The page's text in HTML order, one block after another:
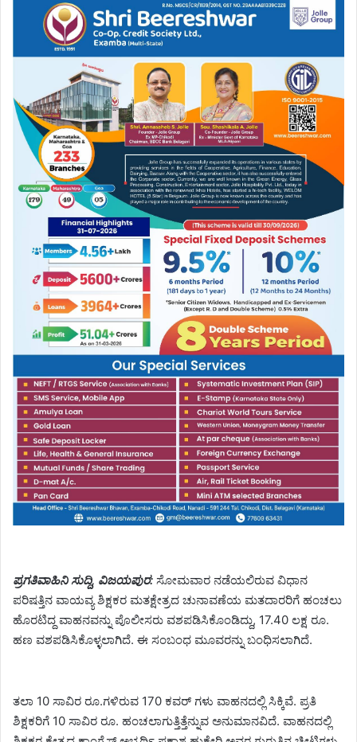
ಪ್ರಗತಿವಾಹಿನಿ ಸುದ್ದಿ, ವಿಜಯಪುರ: ಸೋಮವಾರ ನಡೆಯಲಿರುವ ವಿಧಾನ
ಪರಿಷತ್ತಿನ ವಾಯವ್ಯ ಶಿಕ್ಷಕರ ಮತಕ್ಷೇತ್ರದ ಚುನಾವಣೆಯ ಮತದಾರರಿಗೆ ಹಂಚಲು
ಹೊರಟಿದ್ದ ವಾಹನವನ್ನು ಪೊಲೀಸರು ವಶಪಡಿಸಿಕೊಂಡಿದ್ದು, 17.40 ಲಕ್ಷ ರೂ.
ಹಣ ವಶಪಡಿಸಿಕೊಳ್ಳಲಾಗಿದೆ. ಈ ಸಂಬಂಧ ಮೂವರನ್ನು ಬಂಧಿಸಲಾಗಿದೆ.
ತಲಾ 10 ಸಾವಿರ ರೂ.ಗಳಿರುವ 170 ಕವರ್ ಗಳು ವಾಹನದಲ್ಲಿ ಸಿಕ್ಕಿವೆ. ಪ್ರತಿ
ಶಿಕ್ಷಕರಿಗೆ 10 ಸಾವಿರ ರೂ. ಹಂಚಲಾಗುತ್ತಿತ್ತೆನ್ನುವ ಅನುಮಾನವಿದೆ. ವಾಹನದಲ್ಲಿ